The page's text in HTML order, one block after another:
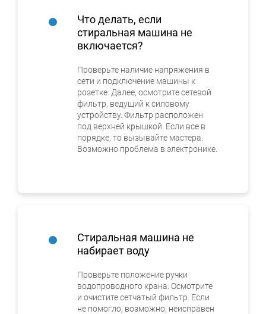
Что делать, если
стиральная машина не
включается?
Проверьте наличие напряжения в
сети и подключение машины к
розетке. Далее, осмотрите сетевой
фильтр, ведущий к силовому
устройству. Фильтр расположен
под верхней крышкой. Если все в
порядке, то вызывайте мастера.
Возможно проблема в электронике.
Стиральная машина не
набирает воду
Проверьте положение ручки
водопроводного крана. Осмотрите
и очистите сетчатый фильтр. Если
не помогло, возможно, неисправен